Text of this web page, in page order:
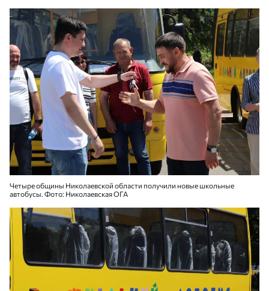
Четыре общины Николаевской области получили новые школьные
автобусы. Фото: Николаевская ОГА